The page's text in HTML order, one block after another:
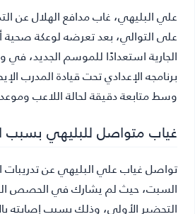
علي البليهي، غاب مدافع الهلال عن
على التوالي، بعد تعرضه لوعكة صحية
الجارية استعدادًا للموسم الجديد،
برنامجه الإعدادي تحت قيادة المدرب
وسط متابعة دقيقة لحالة اللاعب
غياب متواصل للبليهي بسبب
تواصل غياب علي البليهي عن تدريبات
السبت، حيث لم يشارك في الحصص
التحضير الأولى، وذلك بسبب إصابته